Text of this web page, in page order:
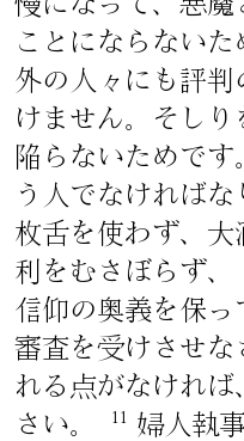
ことにならないた
外の人々にも評
けません。そし
陥らないためです
う人でなければ
枚舌を使わず、
利をむさぼらず、
信仰の奥義を保
審査を受けさせな
れる点がなけれ
さい。
11
婦人執